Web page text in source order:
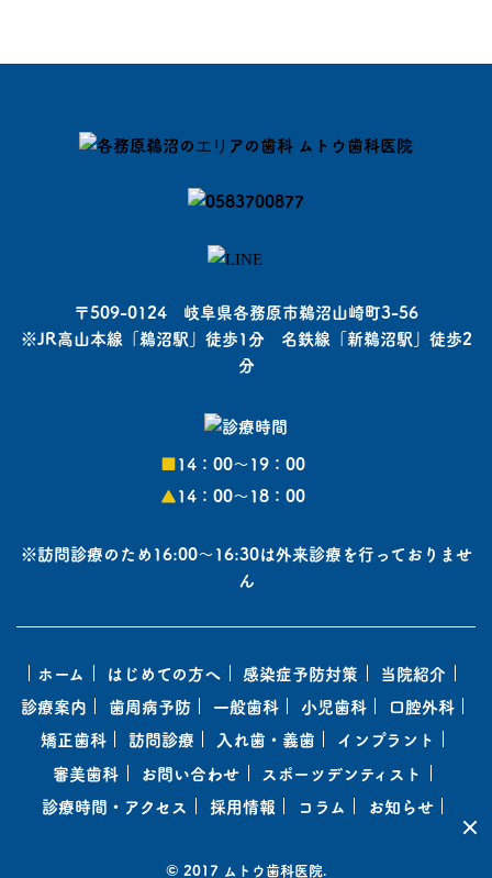
〒509-0124 岐阜県各務原市鵜沼山崎町3-56
※JR高山本線「鵜沼駅」徒歩1分 名鉄線「新鵜沼駅」徒歩2
分
■14：00〜19：00
▲14：00〜18：00
※訪問診療のため16:00～16:30は外来診療を行っておりませ
ん
ホーム はじめての方へ 感染症予防対策
当院紹介
診療案内
歯周病予防 一般歯科 小児歯科
口腔外科
矯正歯科
訪問診療 入れ歯・義歯
インプラント
審美歯科
お問い合わせ
スポーツデンティスト
診療時間・アクセス
採用情報 コラム お知らせ
© 2017 ムトウ歯科医院.